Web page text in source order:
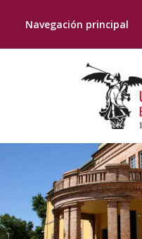
Navegación principal